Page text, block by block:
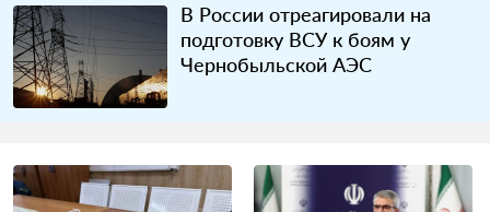
В России отреагировали на
подготовку ВСУ к боям у
Чернобыльской АЭС